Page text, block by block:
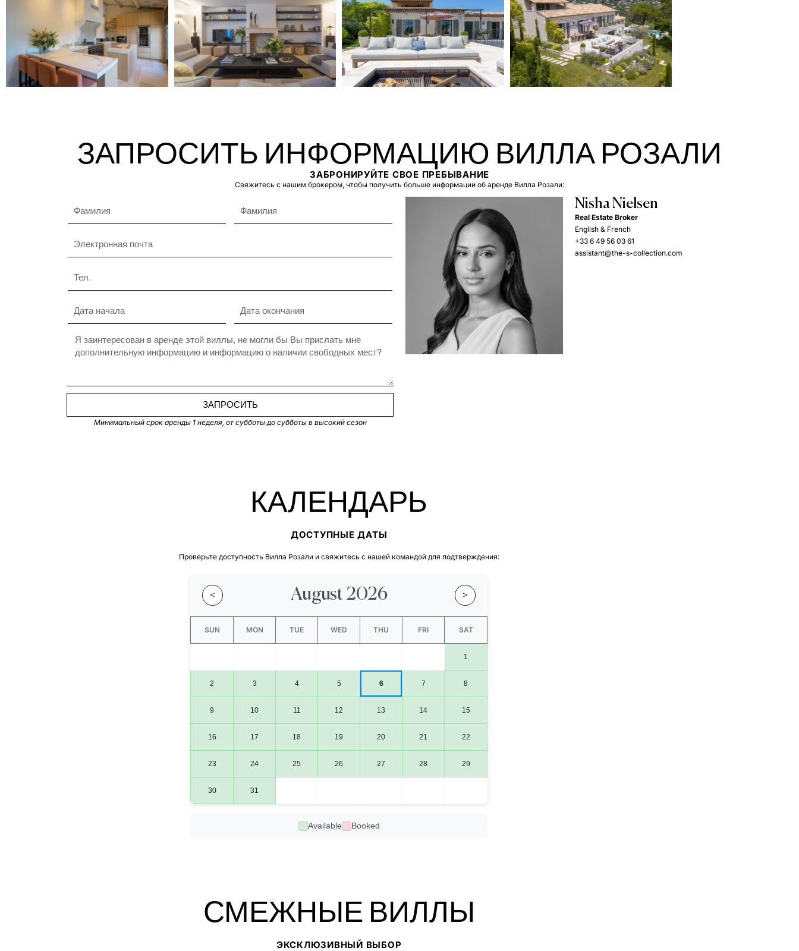
ЗАПРОСИТЬ ИНФОРМАЦИЮ ВИЛЛА РОЗАЛИ
ЗАБРОНИРУЙТЕ СВОЕ ПРЕБЫВАНИЕ
Свяжитесь с нашим брокером, чтобы получить больше информации об аренде Вилла Розали:
ЗАПРОСИТЬ
Минимальный срок аренды 1 неделя, от субботы до субботы в высокий сезон
Nisha Nielsen
Real Estate Broker
English & French
+33 6 49 56 03 61
assistant@the-s-collection.com
КАЛЕНДАРЬ
ДОСТУПНЫЕ ДАТЫ
Проверьте доступность Вилла Розали и свяжитесь с нашей командой для подтверждения:
< August 2026 >
SUN MON TUE WED THU FRI SAT
1
2 3 4 5 6 7 8
9 10 11 12 13 14 15
16 17 18 19 20 21 22
23 24 25 26 27 28 29
30 31
Available Booked
СМЕЖНЫЕ ВИЛЛЫ
ЭКСКЛЮЗИВНЫЙ ВЫБОР